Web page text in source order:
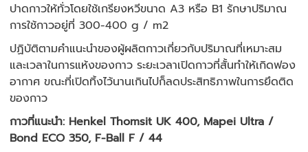
ปาดกาวให้ทั่วโดยใช้เกรียงหวีขนาด A3 หรือ B1 รักษาปริมาณ
การใช้กาวอยู่ที่ 300-400 g / m2
ปฏิบัติตามคำแนะนำของผู้ผลิตกาวเกี่ยวกับปริมาณที่เหมาะสม
และเวลาในการแห้งของกาว ระยะเวลาเปิดกาวที่สั้นทำให้เกิดฟอง
อากาศ ขณะที่เปิดทิ้งไว้นานเกินไปก็ลดประสิทธิภาพในการยึดติด
ของกาว
กาวที่แนะนำ: Henkel Thomsit UK 400, Mapei Ultra /
Bond ECO 350, F-Ball F / 44